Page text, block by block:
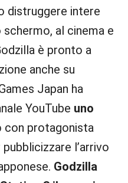
distruggere intere
al cinema e
è pronto a
anche su
Japan ha
YouTube uno
con protagonista
l’arrivo
Godzilla